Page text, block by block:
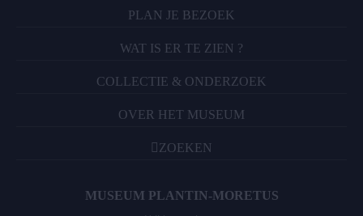
PLAN JE BEZOEK
WAT IS ER TE ZIEN ?
COLLECTIE & ONDERZOEK
OVER HET MUSEUM
ZOEKEN
MUSEUM PLANTIN-MORETUS